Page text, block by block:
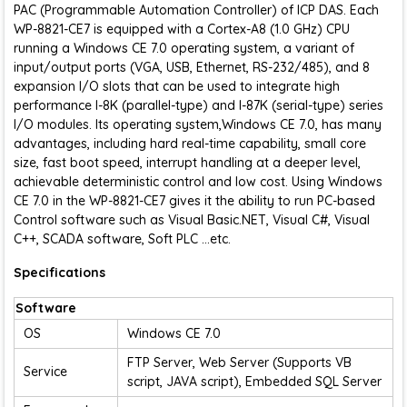
PAC (Programmable Automation Controller) of ICP DAS. Each
WP-8821-CE7 is equipped with a Cortex-A8 (1.0 GHz) CPU
running a Windows CE 7.0 operating system, a variant of
input/output ports (VGA, USB, Ethernet, RS-232/485), and 8
expansion I/O slots that can be used to integrate high
performance I-8K (parallel-type) and I-87K (serial-type) series
I/O modules. Its operating system,Windows CE 7.0, has many
advantages, including hard real-time capability, small core
size, fast boot speed, interrupt handling at a deeper level,
achievable deterministic control and low cost. Using Windows
CE 7.0 in the WP-8821-CE7 gives it the ability to run PC-based
Control software such as Visual Basic.NET, Visual C#, Visual
C++, SCADA software, Soft PLC …etc.
Specifications
Software
OS
Windows CE 7.0
Service
FTP Server, Web Server (Supports VB
script, JAVA script), Embedded SQL Server